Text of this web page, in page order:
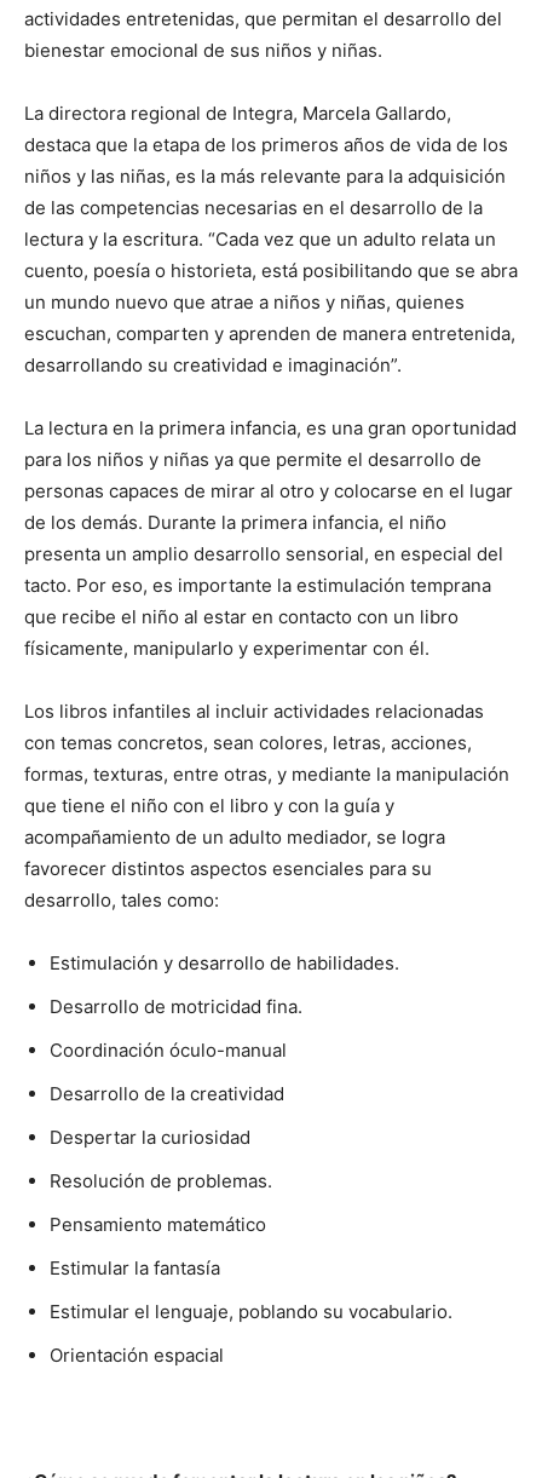
actividades entretenidas, que permitan el desarrollo del
bienestar emocional de sus niños y niñas.
La directora regional de Integra, Marcela Gallardo,
destaca que la etapa de los primeros años de vida de los
niños y las niñas, es la más relevante para la adquisición
de las competencias necesarias en el desarrollo de la
lectura y la escritura. “Cada vez que un adulto relata un
cuento, poesía o historieta, está posibilitando que se abra
un mundo nuevo que atrae a niños y niñas, quienes
escuchan, comparten y aprenden de manera entretenida,
desarrollando su creatividad e imaginación”.
La lectura en la primera infancia, es una gran oportunidad
para los niños y niñas ya que permite el desarrollo de
personas capaces de mirar al otro y colocarse en el lugar
de los demás. Durante la primera infancia, el niño
presenta un amplio desarrollo sensorial, en especial del
tacto. Por eso, es importante la estimulación temprana
que recibe el niño al estar en contacto con un libro
físicamente, manipularlo y experimentar con él.
Los libros infantiles al incluir actividades relacionadas
con temas concretos, sean colores, letras, acciones,
formas, texturas, entre otras, y mediante la manipulación
que tiene el niño con el libro y con la guía y
acompañamiento de un adulto mediador, se logra
favorecer distintos aspectos esenciales para su
desarrollo, tales como:
Estimulación y desarrollo de habilidades.
Desarrollo de motricidad fina.
Coordinación óculo-manual
Desarrollo de la creatividad
Despertar la curiosidad
Resolución de problemas.
Pensamiento matemático
Estimular la fantasía
Estimular el lenguaje, poblando su vocabulario.
Orientación espacial